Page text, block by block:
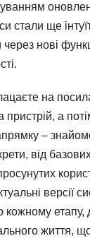
стали ще
нові
на
а
–
від
версії
кожному етапу,
життя,